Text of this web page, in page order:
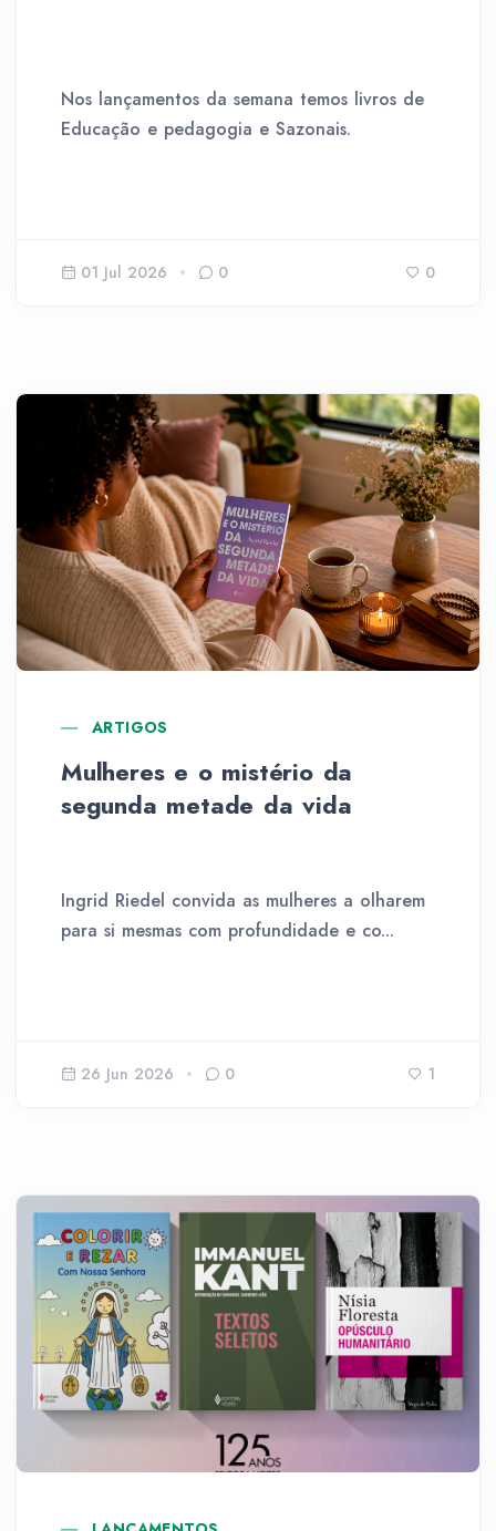
Nos lançamentos da semana temos livros de
Educação e pedagogia e Sazonais.
01 Jul 2026 0 0
ARTIGOS
Mulheres e o mistério da
segunda metade da vida
Ingrid Riedel convida as mulheres a olharem
para si mesmas com profundidade e co...
26 Jun 2026 0 1